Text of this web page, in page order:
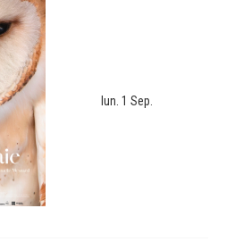
lun. 1 Sep.